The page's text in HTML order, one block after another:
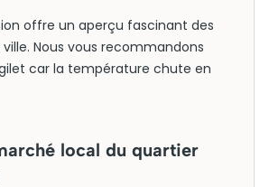
offre un aperçu fascinant des
Nous vous recommandons
car la température chute en
local du quartier